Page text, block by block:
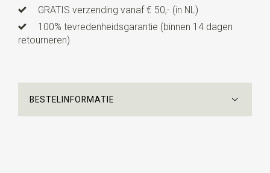
Type bevestiging bretelsClips
Uitvoeringin maat te verstellen door middel van
schuifklemmen. Onze bretels zijn vervaardigd in eigen
GRATIS verzending vanaf € 50,- (in NL)
100% tevredenheidsgarantie (binnen 14 dagen
retourneren)
BESTELINFORMATIE